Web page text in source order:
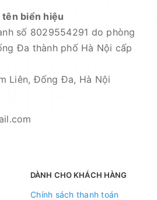
tên biển hiệu
số 8029554291 do phòng
Đa thành phố Hà Nội cấp
Liên, Đống Đa, Hà Nội
DÀNH CHO KHÁCH HÀNG
Chính sách thanh toán